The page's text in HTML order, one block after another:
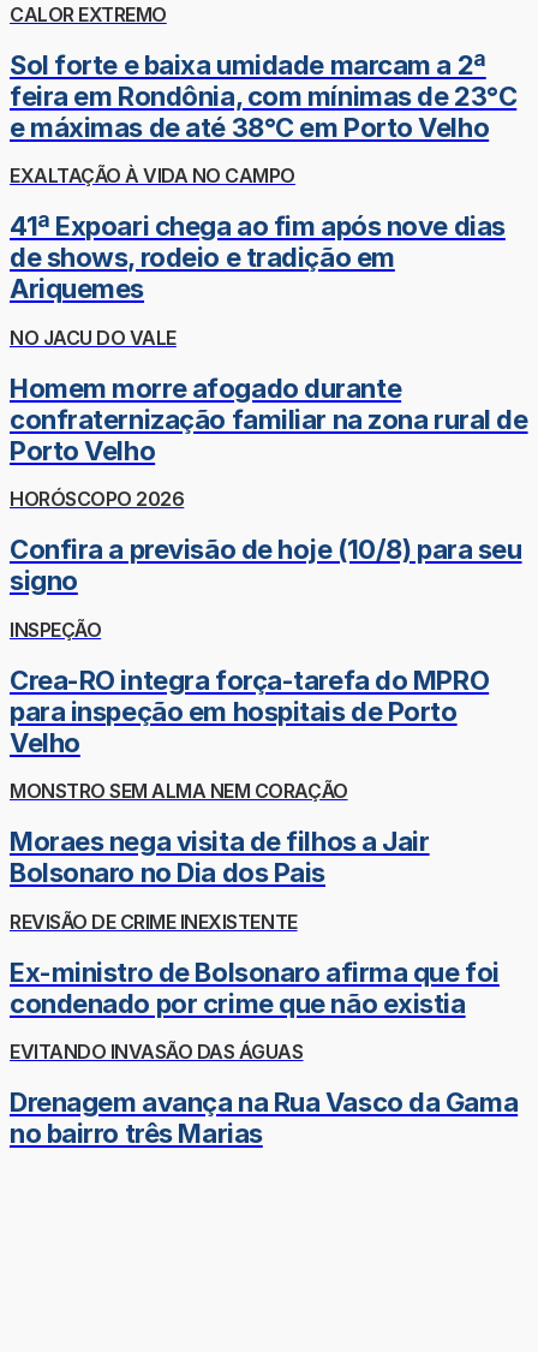
CALOR EXTREMO
Sol forte e baixa umidade marcam a 2ª
feira em Rondônia, com mínimas de 23°C
e máximas de até 38°C em Porto Velho
EXALTAÇÃO À VIDA NO CAMPO
41ª Expoari chega ao fim após nove dias
de shows, rodeio e tradição em
Ariquemes
NO JACU DO VALE
Homem morre afogado durante
confraternização familiar na zona rural de
Porto Velho
HORÓSCOPO 2026
Confira a previsão de hoje (10/8) para seu
signo
INSPEÇÃO
Crea-RO integra força-tarefa do MPRO
para inspeção em hospitais de Porto
Velho
MONSTRO SEM ALMA NEM CORAÇÃO
Moraes nega visita de filhos a Jair
Bolsonaro no Dia dos Pais
REVISÃO DE CRIME INEXISTENTE
Ex-ministro de Bolsonaro afirma que foi
condenado por crime que não existia
EVITANDO INVASÃO DAS ÁGUAS
Drenagem avança na Rua Vasco da Gama
no bairro três Marias